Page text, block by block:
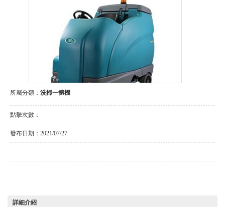
所屬分類： 洗掃一體機
點擊次數：
發布日期： 2021/07/27
詳細介紹